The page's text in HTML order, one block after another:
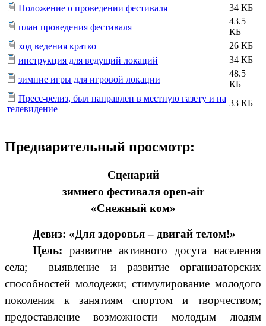
Положение о проведении фестиваля
34 КБ
план проведения фестиваля
43.5
КБ
ход ведения кратко
26 КБ
инструкция для ведущий локаций
34 КБ
зимние игры для игровой локации
48.5
КБ
Пресс-релиз, был направлен в местную газету и на
телевидение
33 КБ
Предварительный просмотр:
Сценарий
зимнего фестиваля open-air
«Снежный ком»
Девиз: «Для здоровья – двигай телом!»
Цель: развитие активного досуга населения
села; выявление и развитие организаторских
способностей молодежи; стимулирование молодого
поколения к занятиям спортом и творчеством;
предоставление возможности молодым людям